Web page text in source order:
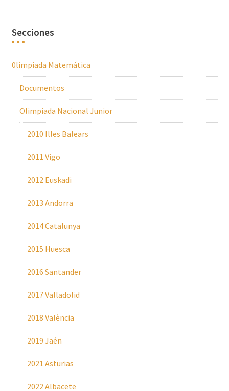
Secciones
0limpiada Matemática
Documentos
Olimpiada Nacional Junior
2010 Illes Balears
2011 Vigo
2012 Euskadi
2013 Andorra
2014 Catalunya
2015 Huesca
2016 Santander
2017 Valladolid
2018 València
2019 Jaén
2021 Asturias
2022 Albacete